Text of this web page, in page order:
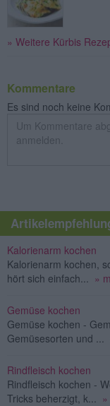
» Weitere Kürbis
Kommentare
Es sind noch keine
Kalorienarm kochen
Kalorienarm kochen,
hört sich einfach...
»
Gemüse kochen
Gemüse kochen -
Gemüsesorten und ...
Rindfleisch kochen
Rindfleisch kochen -
Tricks beherzigt, k...